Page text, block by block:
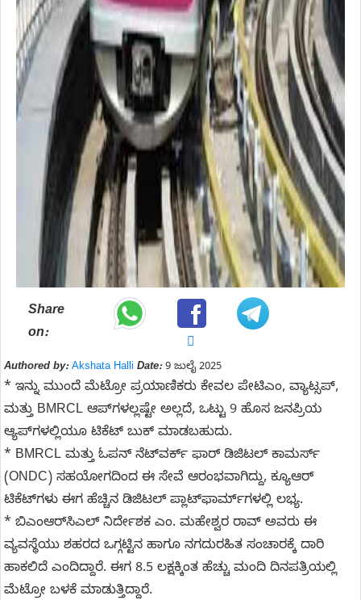
Share
on:
Authored by: Akshata Halli Date:9 ಜುಲೈ 2025
* ಇನ್ನು ಮುಂದೆ ಮೆಟ್ರೋ ಪ್ರಯಾಣಿಕರು ಕೇವಲ ಪೇಟಿಎಂ, ವ್ಯಾಟ್ಸಪ್‌,
ಮತ್ತು BMRCL ಆಪ್‌ಗಳಲ್ಲಷ್ಟೇ ಅಲ್ಲದೆ, ಒಟ್ಟು 9 ಹೊಸ ಜನಪ್ರಿಯ
ಆ್ಯಪ್‌ಗಳಲ್ಲಿಯೂ ಟಿಕೆಟ್ ಬುಕ್ ಮಾಡಬಹುದು.
* BMRCL ಮತ್ತು ಓಪನ್ ನೆಟ್‌ವರ್ಕ್ ಫಾರ್ ಡಿಜಿಟಲ್ ಕಾಮರ್ಸ್
(ONDC) ಸಹಯೋಗದಿಂದ ಈ ಸೇವೆ ಆರಂಭವಾಗಿದ್ದು, ಕ್ಯೂಆರ್
ಟಿಕೆಟ್‌ಗಳು ಈಗ ಹೆಚ್ಚಿನ ಡಿಜಿಟಲ್ ಪ್ಲಾಟ್‌ಫಾರ್ಮ್‌ಗಳಲ್ಲಿ ಲಭ್ಯ.
* ಬಿಎಂಆರ್‌ಸಿಎಲ್ ನಿರ್ದೇಶಕ ಎಂ. ಮಹೇಶ್ವರ ರಾವ್ ಅವರು ಈ
ವ್ಯವಸ್ಥೆಯು ಶಹರದ ಒಗ್ಗಟ್ಟಿನ ಹಾಗೂ ನಗದುರಹಿತ ಸಂಚಾರಕ್ಕೆ ದಾರಿ
ಹಾಕಲಿದೆ ಎಂದಿದ್ದಾರೆ. ಈಗ 8.5 ಲಕ್ಷಕ್ಕಿಂತ ಹೆಚ್ಚು ಮಂದಿ ದಿನಪತ್ರಿಯಲ್ಲಿ
ಮೆಟ್ರೋ ಬಳಕೆ ಮಾಡುತ್ತಿದ್ದಾರೆ.